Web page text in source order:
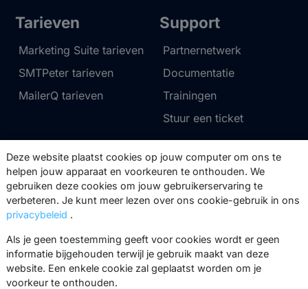
Tarieven
Marketing Suite tarieven
SMTPeter tarieven
MailerQ tarieven
Support
Partnernetwerk
Documentatie
Trainingen
Stuur een ticket
Over ons
Copernica-nieuws
Carrière bij Copernica
Copernica BV
De Ruijterkade 112
1011 AB Amsterdam
info@copernica.com
Deze website plaatst cookies op jouw computer om ons te
helpen jouw apparaat en voorkeuren te onthouden. We
gebruiken deze cookies om jouw gebruikerservaring te
verbeteren. Je kunt meer lezen over ons cookie-gebruik in ons
privacybeleid .
Als je geen toestemming geeft voor cookies wordt er geen
informatie bijgehouden terwijl je gebruik maakt van deze
website. Een enkele cookie zal geplaatst worden om je
voorkeur te onthouden.